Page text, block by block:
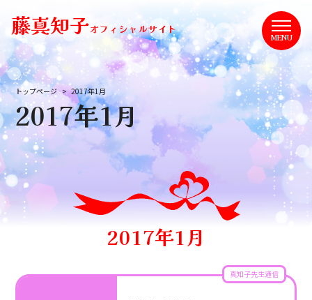
藤真知子オフィシャルサイト
MENU
トップページ 2017年1月
2017年1月
2017年1月
真知子先生通信